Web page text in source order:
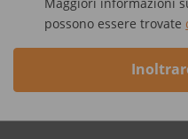
possono essere trovate